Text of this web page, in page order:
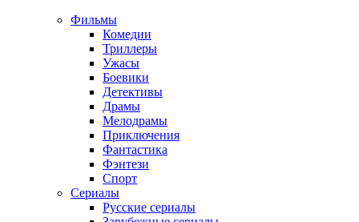
Фильмы
Комедии
Триллеры
Ужасы
Боевики
Детективы
Драмы
Мелодрамы
Приключения
Фантастика
Фэнтези
Спорт
Сериалы
Русские сериалы